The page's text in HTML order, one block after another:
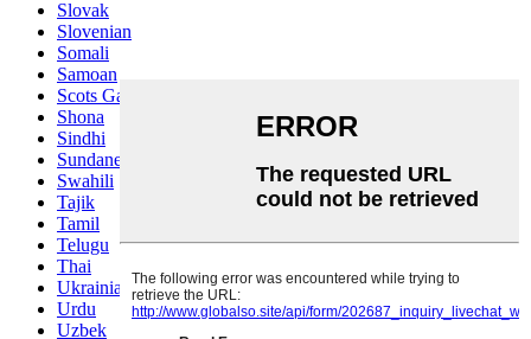
Slovak
Slovenian
Somali
Samoan
Scots Gaelic
Shona
Sindhi
Sundanese
Swahili
Tajik
Tamil
Telugu
Thai
Ukrainian
Urdu
Uzbek